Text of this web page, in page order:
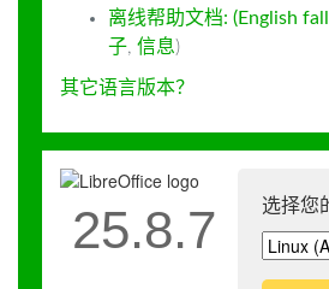
离线帮助文档: (English
子, 信息)
其它语言版本？
选择您
25.8.7